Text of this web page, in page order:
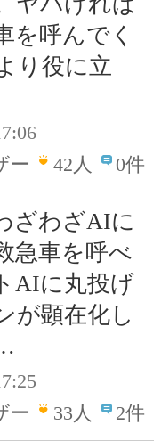
を呼んでく
り役に立
ー
42人 0件
わざAIに
急車を呼べ
AIに丸投げ
が顕在化し
ー
33人 2件